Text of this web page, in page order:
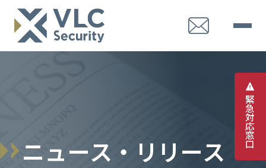
緊
急
対
応
窓
口
ニュース ・ リ リ ース